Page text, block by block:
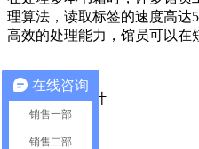
理算法，读取标签的速度高达
高效的处理能力，馆员可以在
三、抗干扰设计
在线咨询
销售一部
销售二部